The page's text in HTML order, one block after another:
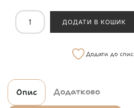
ДОДАТИ В КОШИК
Додати до
Опис Додатково